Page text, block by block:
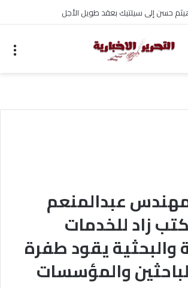
حسن إلى سيلتيك بعقد طويل الأجل
عبدالمنعم
زاد للخدمات
والبحثية يقود طفرة
والمؤسسات